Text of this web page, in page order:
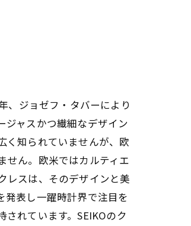
、ジョゼフ・タバーにより
ジャスかつ繊細なデザイン
く知られていませんが、欧
せん。欧米ではカルティエ
レスは、そのデザインと美
発表し一躍時計界で注目を
れています。SEIKOのク